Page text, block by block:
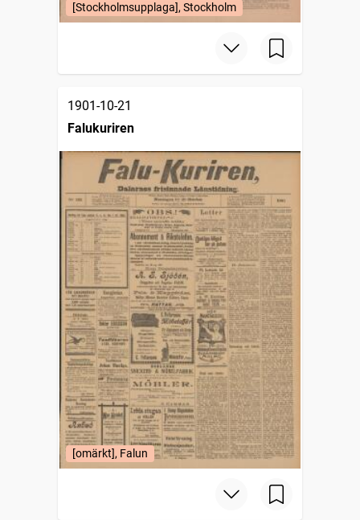
[Stockholmsupplaga], Stockholm
1901-10-21
Falukuriren
[omärkt], Falun